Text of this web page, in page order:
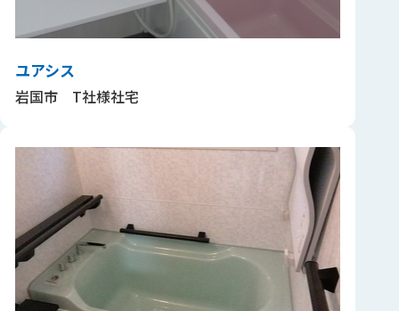
ユアシス
岩国市 T社様社宅